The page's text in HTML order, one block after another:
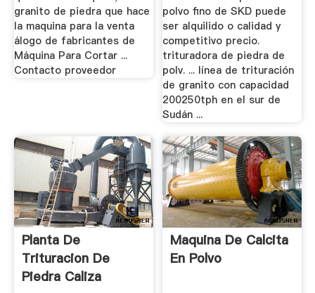
granito de piedra que hace
la maquina para la venta
álogo de fabricantes de
Máquina Para Cortar ...
Contacto proveedor
polvo fino de SKD puede
ser alquilido o calidad y
competitivo precio.
trituradora de piedra de
polv. ... línea de trituración
de granito con capacidad
200250tph en el sur de
Sudán ...
Planta De
Trituracion De
Piedra Caliza
Maquina De Calcita
En Polvo